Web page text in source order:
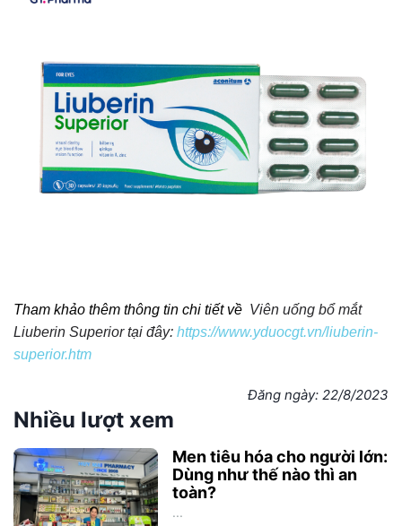
Tham khảo thêm thông tin chi tiết về Viên uống bổ mắt
Liuberin Superior tại đây: https://www.yduocgt.vn/liuberin-
superior.htm
Đăng ngày: 22/8/2023
Nhiều lượt xem
Men tiêu hóa cho người lớn:
Dùng như thế nào thì an
toàn?
...